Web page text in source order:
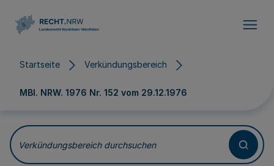
Startseite Verkündungsbereich
MBl. NRW. 1976 Nr. 152 vom 29.12.1976
Verkündungsbereich durchsuchen